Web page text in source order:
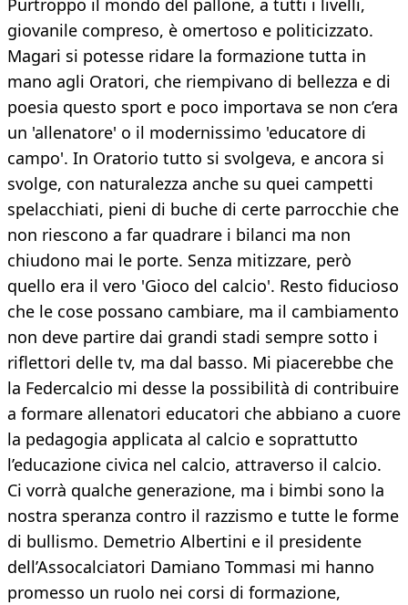
Purtroppo il mondo del pallone, a tutti i livelli,
giovanile compreso, è omertoso e politicizzato.
Magari si potesse ridare la formazione tutta in
mano agli Oratori, che riempivano di bellezza e di
poesia questo sport e poco importava se non c’era
un 'allenatore' o il modernissimo 'educatore di
campo'. In Oratorio tutto si svolgeva, e ancora si
svolge, con naturalezza anche su quei campetti
spelacchiati, pieni di buche di certe parrocchie che
non riescono a far quadrare i bilanci ma non
chiudono mai le porte. Senza mitizzare, però
quello era il vero 'Gioco del calcio'. Resto fiducioso
che le cose possano cambiare, ma il cambiamento
non deve partire dai grandi stadi sempre sotto i
riflettori delle tv, ma dal basso. Mi piacerebbe che
la Federcalcio mi desse la possibilità di contribuire
a formare allenatori educatori che abbiano a cuore
la pedagogia applicata al calcio e soprattutto
l’educazione civica nel calcio, attraverso il calcio.
Ci vorrà qualche generazione, ma i bimbi sono la
nostra speranza contro il razzismo e tutte le forme
di bullismo. Demetrio Albertini e il presidente
dell’Assocalciatori Damiano Tommasi mi hanno
promesso un ruolo nei corsi di formazione,